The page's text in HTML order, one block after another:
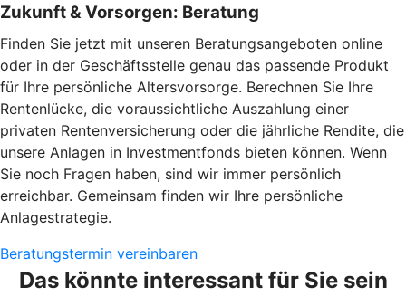
Zukunft & Vorsorgen: Beratung
Finden Sie jetzt mit unseren Beratungsangeboten online
oder in der Geschäftsstelle genau das passende Produkt
für Ihre persönliche Altersvorsorge. Berechnen Sie Ihre
Rentenlücke, die voraussichtliche Auszahlung einer
privaten Rentenversicherung oder die jährliche Rendite, die
unsere Anlagen in Investmentfonds bieten können. Wenn
Sie noch Fragen haben, sind wir immer persönlich
erreichbar. Gemeinsam finden wir Ihre persönliche
Anlagestrategie.
Beratungstermin vereinbaren
Das könnte interessant für Sie sein